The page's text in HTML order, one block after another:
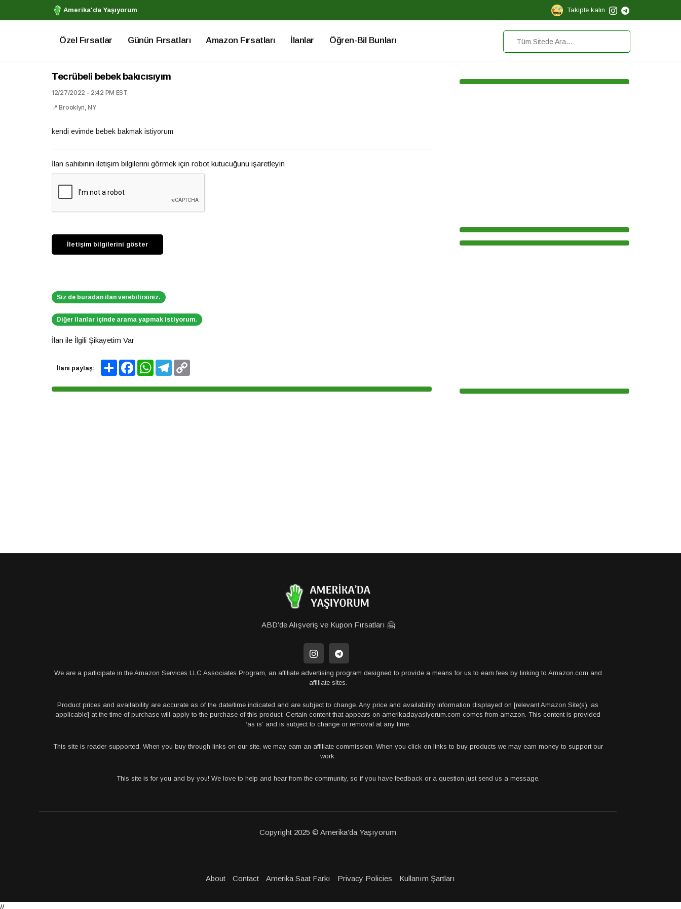
Amerika'da Yaşıyorum Takipte kalın
Özel Fırsatlar Günün Fırsatları Amazon Fırsatları İlanlar Öğren-Bil Bunları
Tecrübeli bebek bakıcısıyım
12/27/2022 - 2:42 PM EST
📍 Brooklyn, NY
kendi evimde bebek bakmak istiyorum
İlan sahibinin iletişim bilgilerini görmek için robot kutucuğunu işaretleyin
Siz de buradan ilan verebilirsiniz.
Diğer ilanlar içinde arama yapmak istiyorum.
İlan ile İlgili Şikayetim Var
İlanı paylaş:
Share FacebookWhatsApp
Telegram
ABD’de Alışveriş ve Kupon Fırsatları 🤗
We are a participate in the Amazon Services LLC Associates Program, an affiliate advertising program designed to provide a means for us to earn fees by linking to Amazon.com and
affiliate sites.
Product prices and availability are accurate as of the date/time indicated and are subject to change. Any price and availability information displayed on [relevant Amazon Site(s), as
applicable] at the time of purchase will apply to the purchase of this product. Certain content that appears on amerikadayasiyorum.com comes from amazon. This content is provided
‘as is’ and is subject to change or removal at any time.
This site is reader-supported. When you buy through links on our site, we may earn an affiliate commission. When you click on links to buy products we may earn money to support our
work.
This site is for you and by you! We love to help and hear from the community, so if you have feedback or a question just send us a message.
Copyright 2025 © Amerika'da Yaşıyorum
About Contact Amerika Saat Farkı Privacy Policies Kullanım Şartları
//